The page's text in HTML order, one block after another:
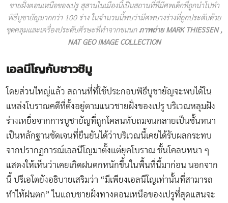
ชายฝั่งตอนเหนือของเปรู สุสานในเมืองนี้เป็นสถานที่ที่มีศพเด็กที่ถูกนำไปทำ
พิธีบูชายัญมากกว่า 100 ร่าง ในจำนวนนี้พบว่ามีศพบางร่างที่ถูกประดับด้วย
ชุดคลุมและเครื่องประดับศีรษะที่ทำจากขนนก ภาพถ่าย MARK THIESSEN ,
NAT GEO IMAGE COLLECTION
เอลนีโญกับชาวชิมู
โดยส่วนใหญ่แล้ว สถานที่ที่ใช้ประกอบพิธีบูชายัญจะพบได้ใน
แหล่งโบราณคดีที่ตั้งอยู่ตามแนวชายฝั่งของเปรู บริเวณหลุมฝัง
ร่างเหยื่อจากการบูชายัญที่ถูกโคลนทับถมจนกลายเป็นชั้นหนา
เป็นหลักฐานชัดเจนที่ยืนยันได้ว่าบริเวณนี้เคยได้รับผลกระทบ
จากปรากฏการณ์เอลนีโญมาตั้งแต่ยุคโบราณ ชั้นโคลนหนา ๆ
แสดงให้เห็นว่าเคยเกิดฝนตกหนักขึ้นในพื้นที่นี้มาก่อน นอกจาก
นี้ ปรีเอโตยังอธิบายเสริมว่า “มีเพียงเอลนีโญเท่านั้นที่สามารถ
ทำให้ฝนตก” ในแถบชายฝั่งทางตอนเหนือของเปรูที่สุดแสนจะ